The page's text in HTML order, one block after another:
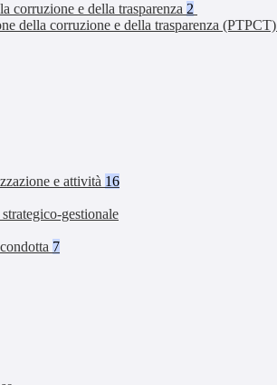
corruzione e della trasparenza 2
della corruzione e della trasparenza (PTPCT)
e attività 16
gestionale
7